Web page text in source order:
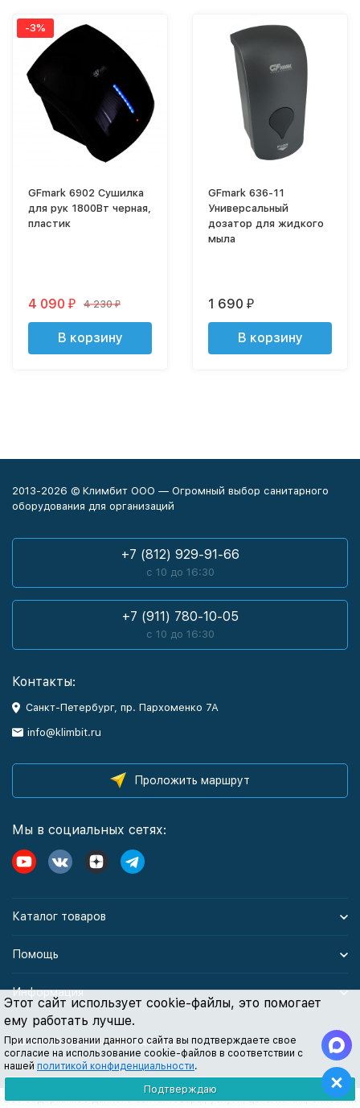
Этот сайт использует cookie-файлы, это помогает
ему работать лучше.
При использовании данного сайта вы подтверждаете свое
согласие на использование cookie-файлов в соответствии с
нашей политикой конфиденциальности.
Подтверждаю
-3%
GFmark 6902 Сушилка
для рук 1800Вт черная,
пластик
4 090 ₽ 4 230₽
В корзину
GFmark 636-11
Универсальный
дозатор для жидкого
мыла
1 690 ₽
В корзину
2013-2026 © Климбит ООО — Огромный выбор санитарного
оборудования для организаций
+7 (812) 929-91-66
с 10 до 16:30
+7 (911) 780-10-05
с 10 до 16:30
Контакты:
Санкт-Петербург, пр. Пархоменко 7А
info@klimbit.ru
Проложить маршрут
Мы в социальных сетях:
Каталог товаров
Помощь
Информация
Политика персональных данных
Все содержимое данного сайта: товары, услуги, цены на них, описания